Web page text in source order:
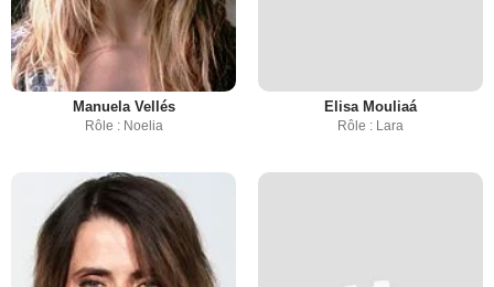
Manuela Vellés
Rôle : Noelia
Elisa Mouliaá
Rôle : Lara